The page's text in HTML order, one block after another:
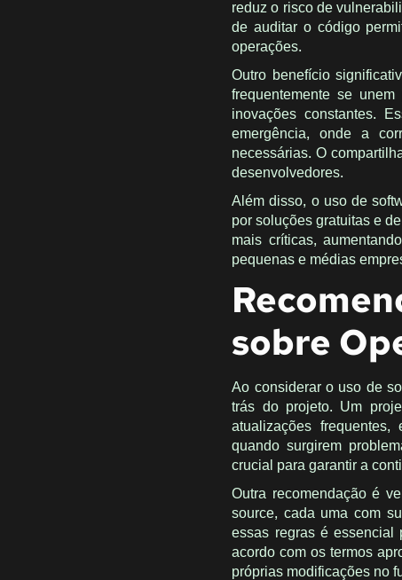
reduz o risco de
de auditar o código
operações.
Outro benefício
frequentemente se
inovações constantes.
emergência, onde a
necessárias. O
desenvolvedores.
Além disso, o uso de
por soluções gratuitas e
mais críticas,
pequenas e médias
sobre
Ao considerar o uso de
trás do projeto. Um
atualizações
quando surgirem
crucial para garantir a
Outra recomendação é
source, cada uma com
essas regras é
acordo com os termos
próprias modificações no